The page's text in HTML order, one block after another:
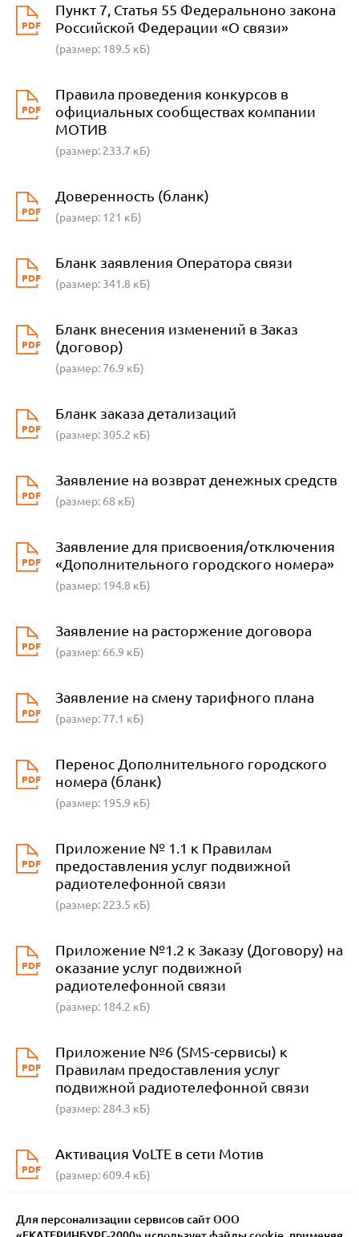
PDF
Пункт 7, Статья 55 Федеральноно закона
Российской Федерации «О связи»
(размер: 189.5 кБ)
PDF
Правила проведения конкурсов в
официальных сообществах компании
МОТИВ
(размер: 233.7 кБ)
PDF
Доверенность (бланк)
(размер: 121 кБ)
PDF
Бланк заявления Оператора связи
(размер: 341.8 кБ)
PDF
Бланк внесения изменений в Заказ
(договор)
(размер: 76.9 кБ)
PDF
Бланк заказа детализаций
(размер: 305.2 кБ)
PDF
Заявление на возврат денежных средств
(размер: 68 кБ)
PDF
Заявление для присвоения/отключения
«Дополнительного городского номера»
(размер: 194.8 кБ)
PDF
Заявление на расторжение договора
(размер: 66.9 кБ)
PDF
Заявление на смену тарифного плана
(размер: 77.1 кБ)
PDF
Перенос Дополнительного городского
номера (бланк)
(размер: 195.9 кБ)
PDF
Приложение № 1.1 к Правилам
предоставления услуг подвижной
радиотелефонной связи
(размер: 223.5 кБ)
PDF
Приложение №1.2 к Заказу (Договору) на
оказание услуг подвижной
радиотелефонной связи
(размер: 184.2 кБ)
PDF
Приложение №6 (SMS-сервиcы) к
Правилам предоставления услуг
подвижной радиотелефонной связи
(размер: 284.3 кБ)
PDF
Активация VoLTE в сети Мотив
(размер: 609.4 кБ)
Для персонализации сервисов сайт ООО